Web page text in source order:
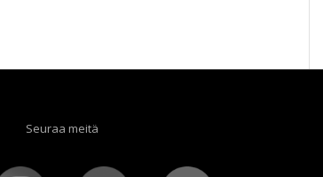
Seuraa meitä